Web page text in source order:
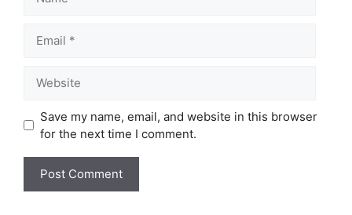
Save my name, email, and website in this browser
for the next time I comment.